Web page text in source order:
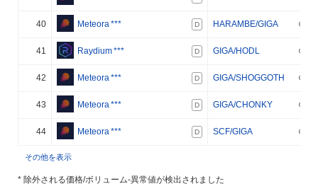
40 Meteora *** D HARAMBE/GIGA
41 Raydium*** D GIGA/HODL
42 Meteora *** D GIGA/SHOGGOTH
43 Meteora *** D GIGA/CHONKY
44 Meteora *** D SCF/GIGA
その他を表示
* 除外される価格/ボリューム-異常値が検出されました